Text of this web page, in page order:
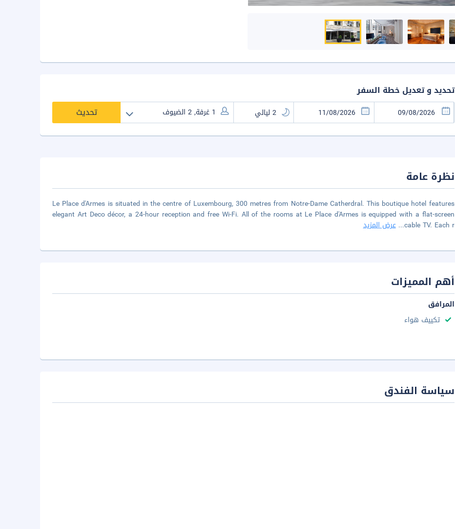
تحديد و تعديل خطة السفر
تحديث
نظرة عامة
Le Place d'Armes is situated in the centre of Luxembourg, 300 metres from Notre-Dame Catherdral. This boutique hotel features
elegant Art Deco décor, a 24-hour reception and free Wi-Fi. All of the rooms at Le Place d'Armes is equipped with a flat-screen
cable TV. Each r
...عرض المزيد
أهم المميزات
المرافق
تكييف هواء
سياسة الفندق